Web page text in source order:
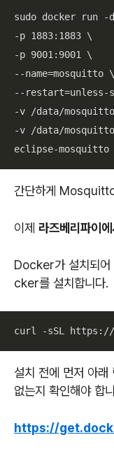
sudo docker run -
-p 1883:1883 \
-p 9001:9001 \
--name=mosquitto \
--restart=unless-
-v /data/
-v /data/
eclipse-mosquitto
간단하게
이제 라즈베리파이
Docker가 설치되어
cker를 설치합니다.
curl -sSL https://
설치 전에 먼저 아래
없는지 확인해야 합
https://